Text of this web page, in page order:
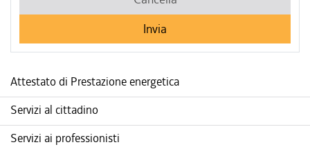
Attestato di Prestazione energetica
Servizi al cittadino
Servizi ai professionisti